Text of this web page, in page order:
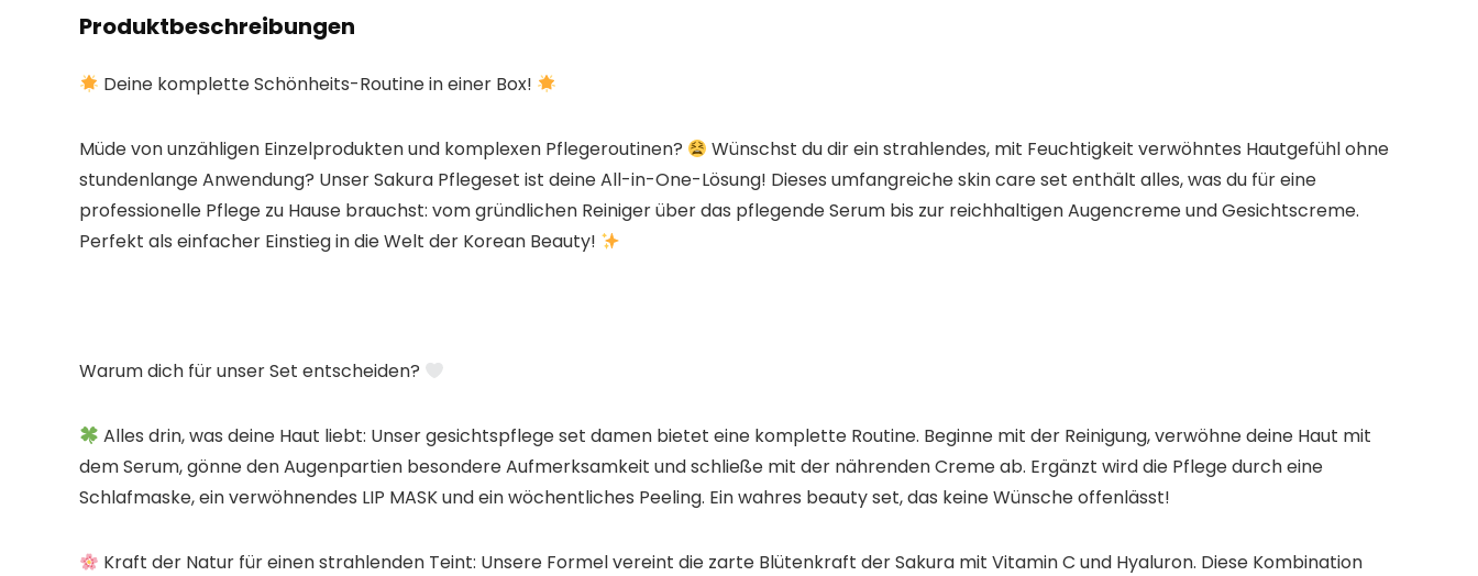
Produktbeschreibungen
Deine komplette Schönheits-Routine in einer Box!​
Müde von unzähligen Einzelprodukten und komplexen Pflegeroutinen?
Wünschst du dir ein strahlendes, mit Feuchtigkeit verwöhntes Hautgefühl ohne
stundenlange Anwendung? Unser Sakura Pflegeset​ ist deine All-in-One-Lösung! Dieses umfangreiche skin care set​ enthält alles, was du für eine
professionelle Pflege zu Hause brauchst: vom gründlichen Reiniger​ über das pflegende Serum​ bis zur reichhaltigen Augencreme​ und Gesichtscreme.
Perfekt als einfacher Einstieg in die Welt der Korean Beauty!
Warum dich für unser Set entscheiden?
Alles drin, was deine Haut liebt:​ Unser gesichtspflege set damen​ bietet eine komplette Routine. Beginne mit der Reinigung, verwöhne deine Haut mit
dem Serum, gönne den Augenpartien besondere Aufmerksamkeit und schließe mit der nährenden Creme ab. Ergänzt wird die Pflege durch eine
Schlafmaske, ein verwöhnendes LIP MASK​ und ein wöchentliches Peeling. Ein wahres beauty set, das keine Wünsche offenlässt!
Kraft der Natur für einen strahlenden Teint:​ Unsere Formel vereint die zarte Blütenkraft der Sakura​ mit Vitamin C und Hyaluron. Diese Kombination